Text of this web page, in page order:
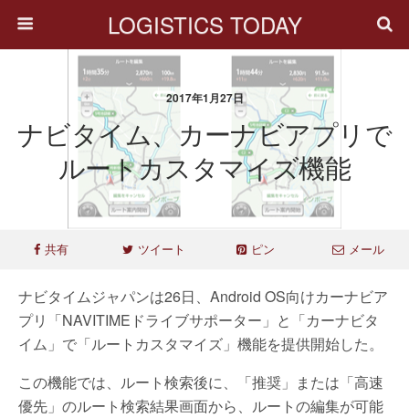
LOGISTICS TODAY
2017年1月27日
ナビタイム、カーナビアプリで
ルートカスタマイズ機能
共有 ツイート ピン メール
ナビタイムジャパンは26日、Android OS向けカーナビア
プリ「NAVITIMEドライブサポーター」と「カーナビタ
イム」で「ルートカスタマイズ」機能を提供開始した。
この機能では、ルート検索後に、「推奨」または「高速
優先」のルート検索結果画面から、ルートの編集が可能